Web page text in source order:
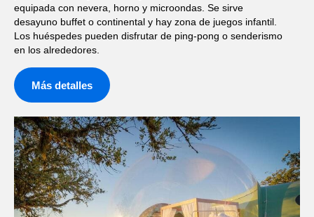
equipada con nevera, horno y microondas. Se sirve
desayuno buffet o continental y hay zona de juegos infantil.
Los huéspedes pueden disfrutar de ping-pong o senderismo
en los alrededores.
Más detalles